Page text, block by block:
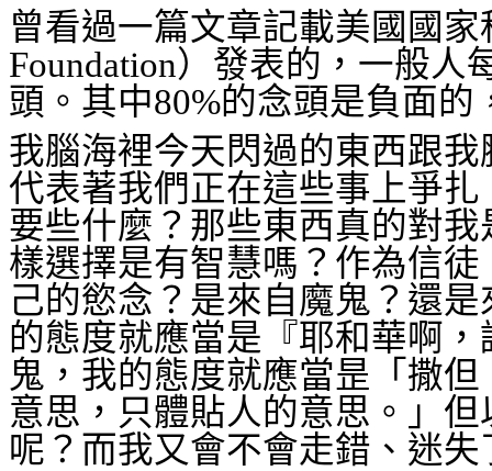
曾看過一篇文章記載美國國
Foundation）發表的，一般人
頭。其中80%的念頭是負面的
我腦海裡今天閃過的東西跟
代表著我們正在這些事上爭
要些什麼？那些東西真的對
樣選擇是有智慧嗎？作為信
己的慾念？是來自魔鬼？還
的態度就應當是『耶和華啊
鬼，我的態度就應當昰「撒
意思，只體貼人的意思。」
呢？而我又會不會走錯、迷